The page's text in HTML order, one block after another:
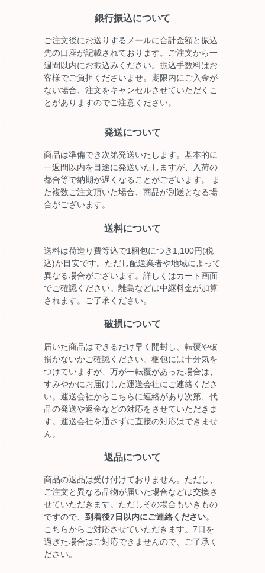
銀行振込について
ご注文後にお送りするメールに合計金額と振込
先の口座が記載されております。ご注文から一
週間以内にお振込みください。振込手数料はお
客様でご負担くださいませ。期限内にご入金が
ない場合、注文をキャンセルさせていただくこ
とがありますのでご注意ください。
発送について
商品は準備でき次第発送いたします。基本的に
一週間以内を目途に発送いたしますが、入荷の
都合等で納期が遅くなることがございます。 ま
た複数ご注文頂いた場合、商品が別送となる場
合がございます。
送料について
送料は荷造り費等込で1梱包につき1,100円(税
込)が目安です。ただし配送業者や地域によって
異なる場合がございます。詳しくはカート画面
でご確認ください。離島などは中継料金が加算
されます。ご了承ください。
破損について
届いた商品はできるだけ早く開封し、転覆や破
損がないかご確認ください。梱包には十分気を
つけていますが、万が一転覆があった場合は、
すみやかにお届けした運送会社にご連絡くださ
い。運送会社からこちらに連絡があり次第、代
品の発送や返金などの対応をさせていただきま
す。運送会社を通さずに直接の対応はできませ
ん。
返品について
商品の返品は受け付けておりません。ただし、
ご注文と異なる品物が届いた場合などは交換さ
せていただきます。ただしその場合もいきもの
ですので、 到着後7日以内にご連絡ください。
こちらからご対応させていただきます。7日を
過ぎた場合はご対応できませんので、ご了承く
ださい。